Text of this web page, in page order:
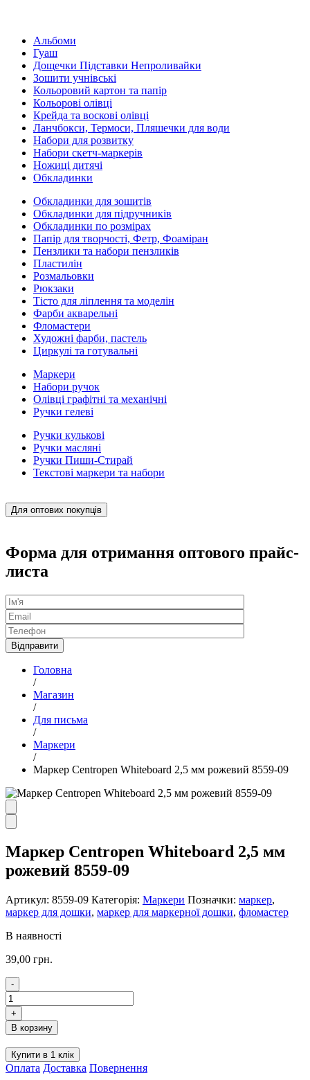
Альбоми
Гуаш
Дощечки Підставки Непроливайки
Зошити учнівські
Кольоровий картон та папір
Кольорові олівці
Крейда та воскові олівці
Ланчбокси, Термоси, Пляшечки для води
Набори для розвитку
Набори скетч-маркерів
Ножиці дитячі
Обкладинки
Обкладинки для зошитів
Обкладинки для підручників
Обкладинки по розмірах
Папір для творчості, Фетр, Фоаміран
Пензлики та набори пензликів
Пластилін
Розмальовки
Рюкзаки
Тісто для ліплення та моделін
Фарби акварельні
Фломастери
Художні фарби, пастель
Циркулі та готувальні
Маркери
Набори ручок
Олівці графітні та механічні
Ручки гелеві
Ручки кулькові
Ручки масляні
Ручки Пиши-Стирай
Текстові маркери та набори
Для оптових покупців
Форма для отримання оптового прайс-
листа
Головна
/
Магазин
/
Для письма
/
Маркери
/
Маркер Centropen Whiteboard 2,5 мм рожевий 8559-09
Маркер Centropen Whiteboard 2,5 мм
рожевий 8559-09
Артикул: 8559-09 Категорія: Маркери Позначки: маркер,
маркер для дошки, маркер для маркерної дошки, фломастер
В наявності
39,00 грн.
-
Маркер
Centropen
Whiteboard
2,5
мм
рожевий
8559-
+
В корзину
Купити в 1 клік
Оплата Доставка Повернення